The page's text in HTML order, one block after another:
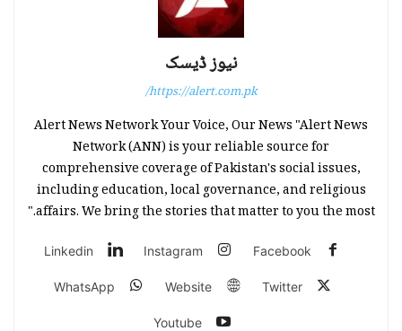
نیوز ڈیسک
https://alert.com.pk/
Alert News Network Your Voice, Our News "Alert News
Network (ANN) is your reliable source for
comprehensive coverage of Pakistan's social issues,
including education, local governance, and religious
affairs. We bring the stories that matter to you the most."
Facebook
Instagram
Linkedin
Twitter
Website
WhatsApp
Youtube